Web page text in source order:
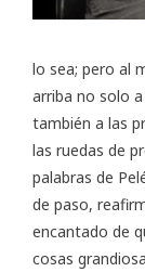
lo sea; pero al
arriba no solo
también a las
las ruedas de
palabras de
de paso,
encantado de
cosas